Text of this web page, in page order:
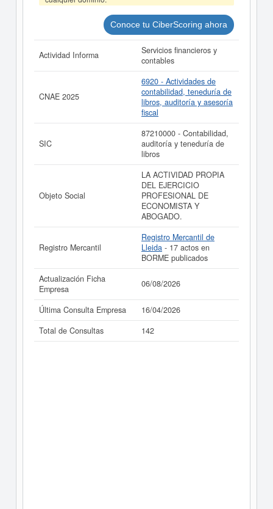
realizado el 06/08/2026.
Conoce tu CiberScoring ahora
Actividad Informa
Servicios financieros y
contables
CNAE 2025
6920 - Actividades de
contabilidad, teneduría de
libros, auditoría y asesoría
fiscal
SIC
87210000 - Contabilidad,
auditoría y teneduría de
libros
Objeto Social
LA ACTIVIDAD PROPIA
DEL EJERCICIO
PROFESIONAL DE
ECONOMISTA Y
ABOGADO.
Registro Mercantil
Registro Mercantil de
Lleida - 17 actos en
BORME publicados
Actualización Ficha
Empresa
06/08/2026
Última Consulta Empresa
16/04/2026
Total de Consultas
142